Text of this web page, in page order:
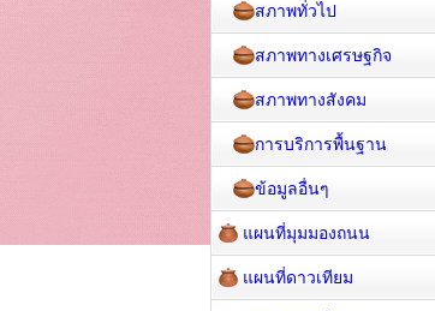
สภาพทั่วไป
สภาพทางเศรษฐกิจ
สภาพทางสังคม
การบริการพื้นฐาน
ข้อมูลอื่นๆ
แผนที่มุมมองถนน
แผนที่ดาวเทียม